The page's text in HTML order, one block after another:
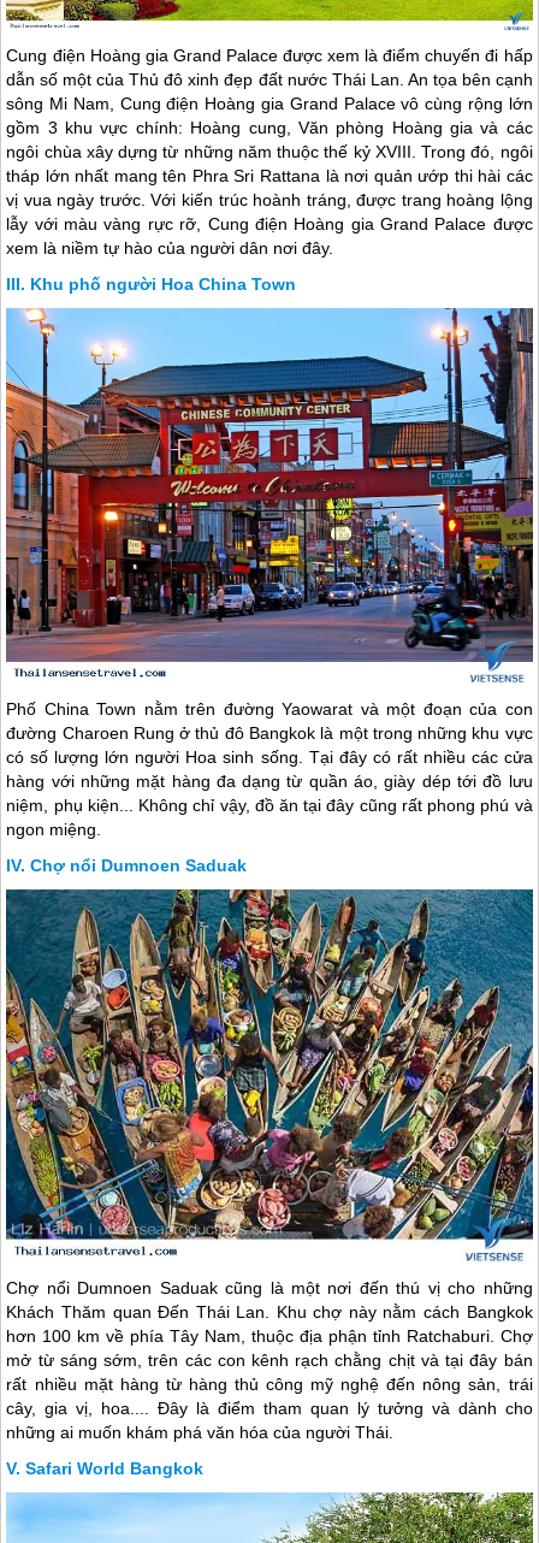
Cung điện Hoàng gia Grand Palace được xem là điểm chuyến đi hấp
dẫn số một của Thủ đô xinh đẹp đất nước Thái Lan . An tọa bên cạnh
sông Mi Nam, Cung điện Hoàng gia Grand Palace vô cùng rộng lớn
gồm 3 khu vực chính: Hoàng cung, Văn phòng Hoàng gia và các
ngôi chùa xây dựng từ những năm thuộc thế kỷ XVIII. Trong đó, ngôi
tháp lớn nhất mang tên Phra Sri Rattana là nơi quản ướp thi hài các
vị vua ngày trước. Với kiến trúc hoành tráng, được trang hoàng lộng
lẫy với màu vàng rực rỡ, Cung điện Hoàng gia Grand Palace được
xem là niềm tự hào của người dân nơi đây.
Khu phố người Hoa China Town
Phố China Town nằm trên đường Yaowarat và một đoạn của con
đường Charoen Rung ở thủ đô Bangkok là một trong những khu vực
có số lượng lớn người Hoa sinh sống. Tại đây có rất nhiều các cửa
hàng với những mặt hàng đa dạng từ quần áo, giày dép tới đồ lưu
niệm, phụ kiện... Không chỉ vậy, đồ ăn tại đây cũng rất phong phú và
ngon miệng.
Chợ nổi Dumnoen Saduak
Chợ nổi Dumnoen Saduak cũng là một nơi đến thú vị cho những
Khách Thăm quan Đến Thái Lan . Khu chợ này nằm cách Bangkok
hơn 100 km về phía Tây Nam, thuộc địa phận tỉnh Ratchaburi. Chợ
mở từ sáng sớm, trên các con kênh rạch chằng chịt và tại đây bán
rất nhiều mặt hàng từ hàng thủ công mỹ nghệ đến nông sản, trái
cây, gia vị, hoa.... Đây là điểm tham quan lý tưởng và dành cho
những ai muốn khám phá văn hóa của người Thái.
Safari World Bangkok